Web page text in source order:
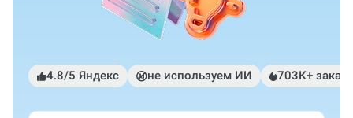
4.8/5 Яндекс не используем ИИ 703К+